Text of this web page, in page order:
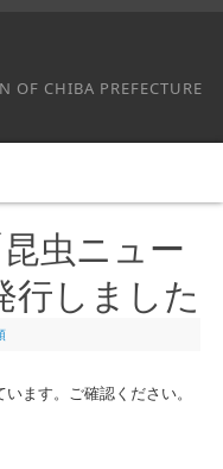
OF CHIBA PREFECTURE
虫ニュー
しました
ます。ご確認ください。